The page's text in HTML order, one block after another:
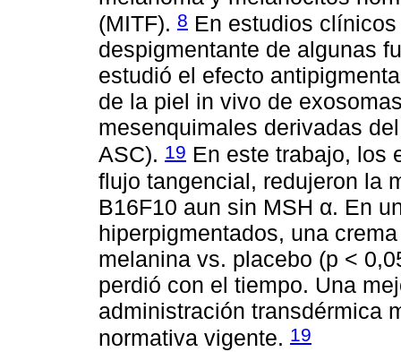
(MITF). 8 En estudios
despigmentante de algunas
estudió el efecto
de la piel in vivo de
mesenquimales derivadas
ASC). 19 En este trabajo, los
flujo tangencial, redujeron la
B16F10 aun sin MSH α. En
hiperpigmentados, una
melanina vs. placebo (p <
perdió con el tiempo. Una
administración transdérmica
normativa vigente. 19